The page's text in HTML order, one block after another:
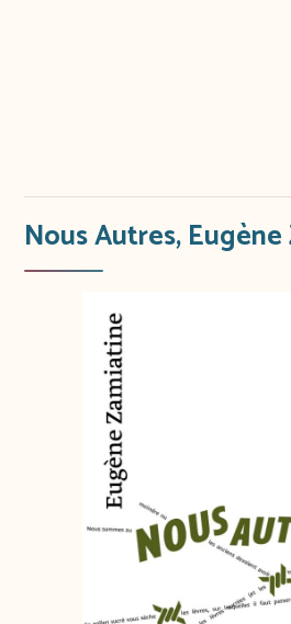
Nous Autres,